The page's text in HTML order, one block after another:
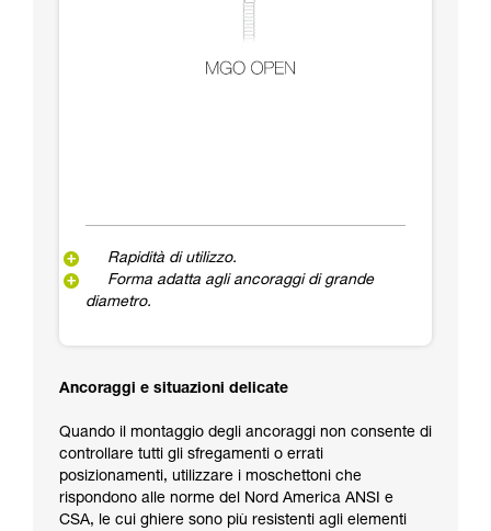
Rapidità di utilizzo.
Forma adatta agli ancoraggi di grande
diametro.
Ancoraggi e situazioni delicate
Quando il montaggio degli ancoraggi non consente di
controllare tutti gli sfregamenti o errati
posizionamenti, utilizzare i moschettoni che
rispondono alle norme del Nord America ANSI e
CSA, le cui ghiere sono più resistenti agli elementi